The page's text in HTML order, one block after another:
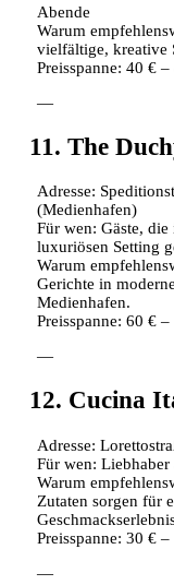
Abende
Warum
vielfältige, kreative
Preisspanne: 40 € –
—
11. The
Adresse:
(Medienhafen)
Für wen: Gäste,
luxuriösen Setting
Warum
Gerichte in
Medienhafen.
Preisspanne: 60 €
—
12. Cucina
Adresse:
Für wen:
Warum
Zutaten sorgen für
Preisspanne: 30 € –
—